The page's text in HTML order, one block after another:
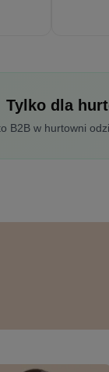
Tylko dla
B2B w hurtowni